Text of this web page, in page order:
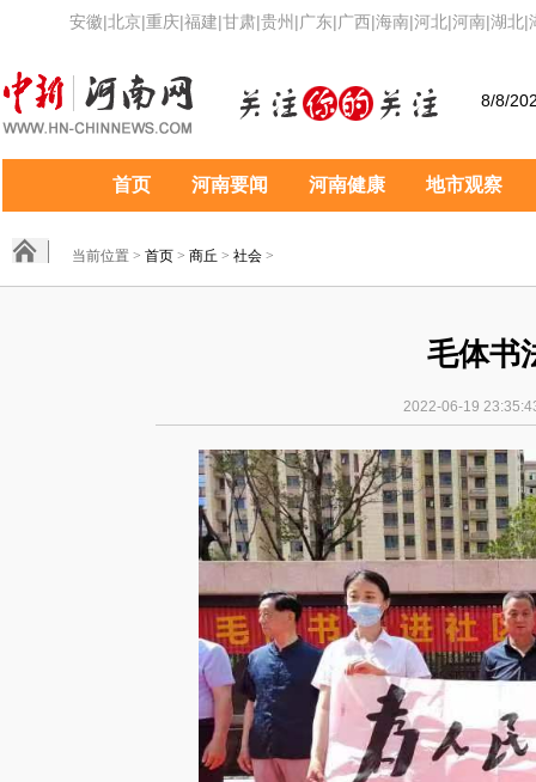
安徽|北京|重庆|福建|甘肃|贵州 |广东|广西|海南|河北|河南|湖北|
8/8/
首页 河南要闻 河南健康 地市观察
当前位置 > 首页 > 商丘 > 社会 >
毛体书
2022-06-19